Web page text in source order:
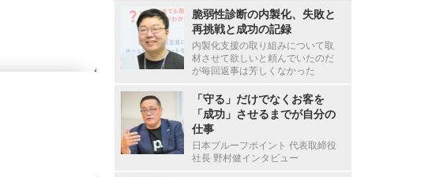
脆弱性診断の内製化、失敗と
再挑戦と成功の記録
内製化支援の取り組みについて取
材させて欲しいと頼んでいたのだ
が毎回返事は芳しくなかった
「守る」だけでなくお客を
「成功」させるまでが自分の
仕事
日本プルーフポイント 代表取締役
社長 野村健インタビュー